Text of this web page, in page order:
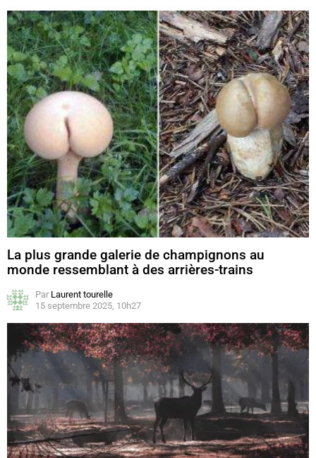
La plus grande galerie de champignons au
monde ressemblant à des arrières-trains
Par Laurent tourelle
15 septembre 2025, 10h27